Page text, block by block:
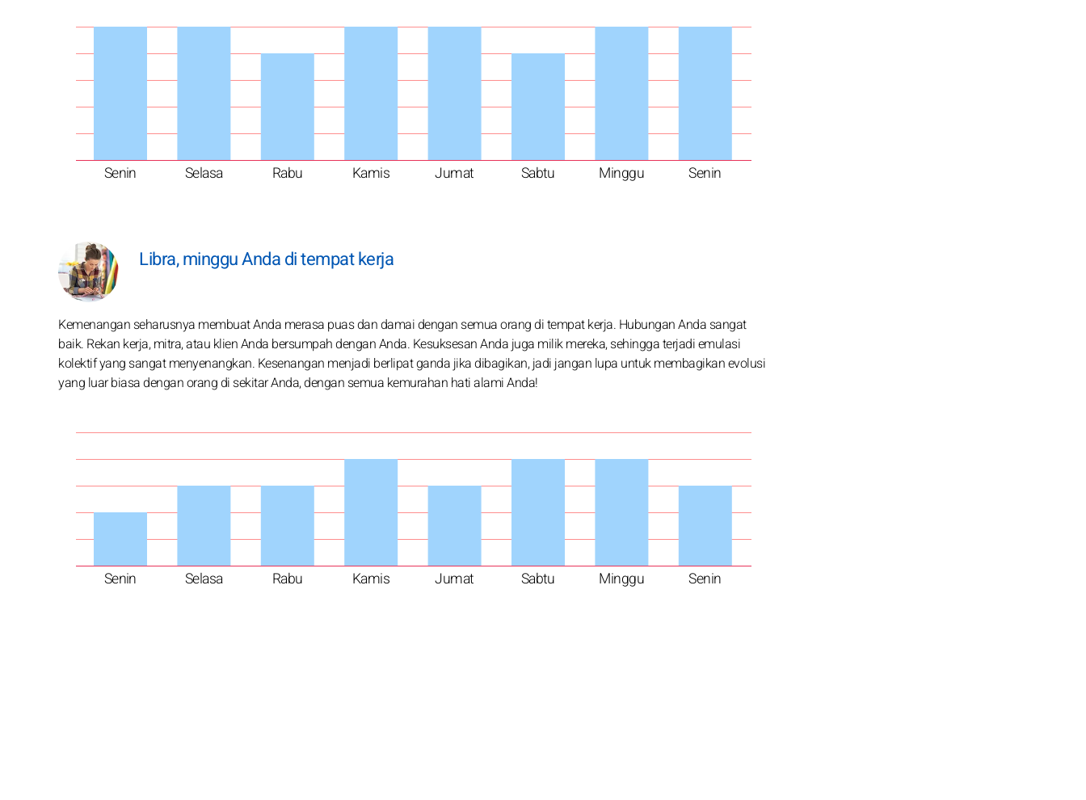
Senin Selasa Rabu Kamis Jumat Sabtu Minggu Senin
Libra, minggu Anda di tempat kerja
Senin Selasa Rabu Kamis Jumat Sabtu Minggu Senin
Kemenangan seharusnya membuat Anda merasa puas dan damai dengan semua orang di tempat kerja. Hubungan Anda sangat
baik. Rekan kerja, mitra, atau klien Anda bersumpah dengan Anda. Kesuksesan Anda juga milik mereka, sehingga terjadi emulasi
kolektif yang sangat menyenangkan. Kesenangan menjadi berlipat ganda jika dibagikan, jadi jangan lupa untuk membagikan evolusi
yang luar biasa dengan orang di sekitar Anda, dengan semua kemurahan hati alami Anda!